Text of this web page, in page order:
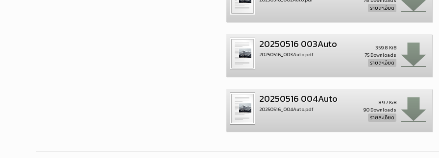
รายละเอียด
20250516 003Auto
20250516_003Auto.pdf
359.8 KiB
75 Downloads
รายละเอียด
20250516 004Auto
20250516_004Auto.pdf
89.7 KiB
90 Downloads
รายละเอียด